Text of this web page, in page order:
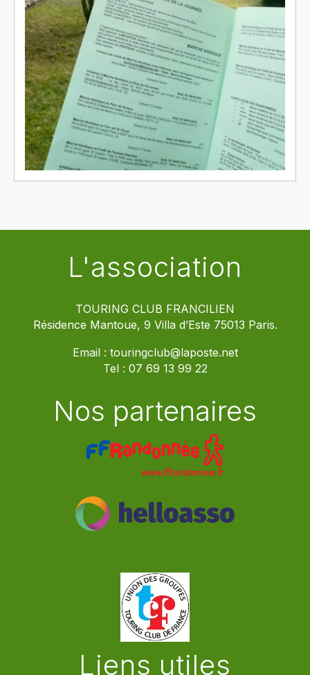
L'association
TOURING CLUB FRANCILIEN
Résidence Mantoue, 9 Villa d’Este 75013 Paris.
Email : touringclub@laposte.net
Tel : 07 69 13 99 22
Nos partenaires
Liens utiles